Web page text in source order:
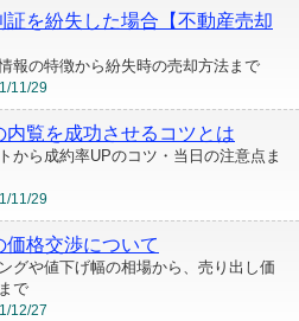
証を紛失した場合【不動産売却
報の特徴から紛失時の売却方法まで
11/29
内覧を成功させるコツとは
から成約率UPのコツ・当日の注意点ま
11/29
格交渉について
グや値下げ幅の相場から、売り出し価
で
12/27